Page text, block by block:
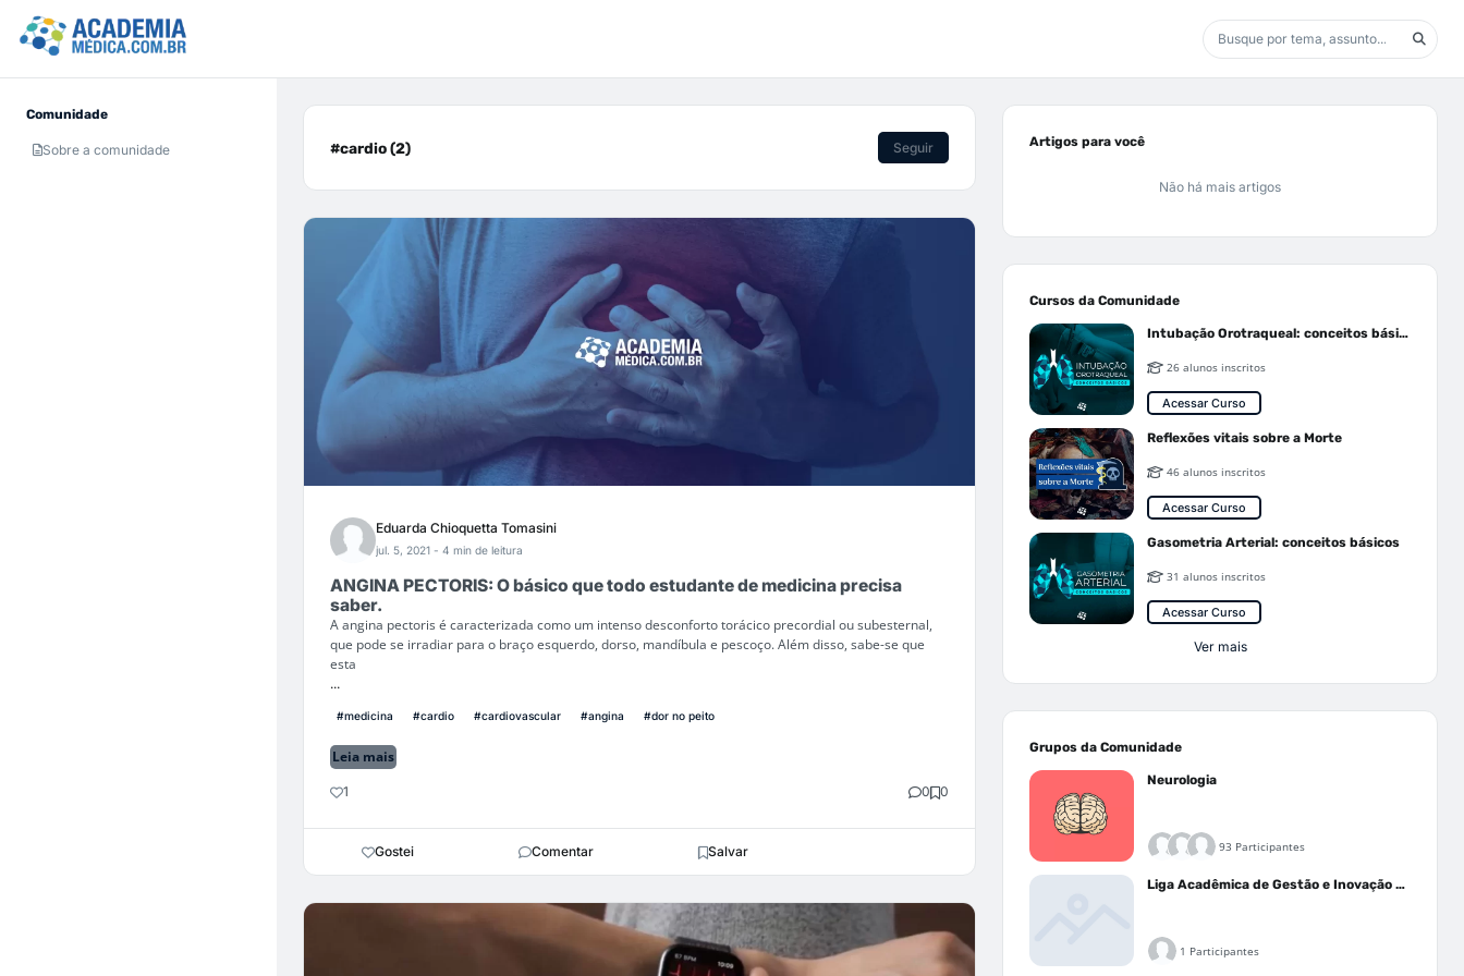
Comunidade
Sobre a comunidade #cardio (2) Seguir
Eduarda Chioquetta Tomasini
jul. 5, 2021 - 4 min de leitura
ANGINA PECTORIS: O básico que todo estudante de medicina precisa
saber.
A angina pectoris é caracterizada como um intenso desconforto torácico precordial ou subesternal,
que pode se irradiar para o braço esquerdo, dorso, mandíbula e pescoço. Além disso, sabe-se que
esta
...
#medicina #cardio #cardiovascular #angina #dor no peito
Leia mais
1 0 0
Gostei Comentar Salvar
Artigos para você
Não há mais artigos
Cursos da Comunidade
Intubação Orotraqueal: conceitos básicos
26 alunos inscritos
Acessar Curso
Reflexões vitais sobre a Morte
46 alunos inscritos
Acessar Curso
Gasometria Arterial: conceitos básicos
31 alunos inscritos
Acessar Curso
Ver mais
Grupos da Comunidade
Neurologia
93 Participantes
Liga Acadêmica de Gestão e Inovação Médica - LAGIM
1 Participantes